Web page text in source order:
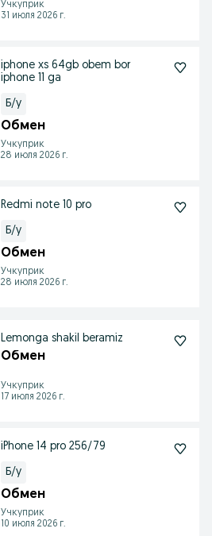
Учкуприк
31 июля 2026 г.
iphone xs 64gb obem bor
iphone 11 ga
Б/у
Обмен
Учкуприк
28 июля 2026 г.
Redmi note 10 pro
Б/у
Обмен
Учкуприк
28 июля 2026 г.
Lemonga shakil beramiz
Обмен
Учкуприк
17 июля 2026 г.
iPhone 14 pro 256/79
Б/у
Обмен
Учкуприк
10 июля 2026 г.